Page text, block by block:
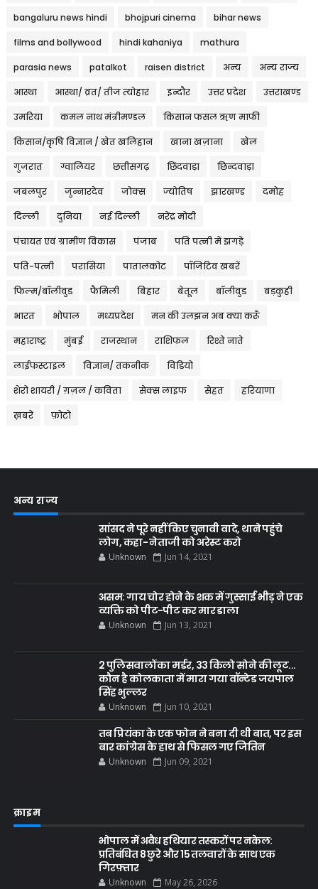
bangaluru news hindi bhojpuri cinema bihar news
films and bollywood hindi kahaniya mathura
parasia news patalkot raisen district अन्य अन्य राज्य
आस्था आस्था/ व्रत/ तीज त्‍योहार इन्दौर उत्तर प्रदेश उत्तराखण्ड
उमरिया कमल नाथ मंत्रीमण्डल किसान फसल ऋण माफी
किसान/कृषि विज्ञान / खेत खलिहान खाना खज़ाना खेल
गुजरात ग्वालियर छत्तीसगढ़ छिंदवाड़ा छिन्दवाड़ा
जबलपुर जुन्नारदेव जोक्स ज्योतिष झारखण्ड दमोह
दिल्ली दुनिया नई दिल्ली नरेंद्र मोदी
पंचायत एवं ग्रामीण विकास पंजाब पति पत्नी में झगड़े
पति-पत्नी परासिया पातालकोट पॉजिटिव खबरें
फिल्म/बॉलीवुड फैमिली बिहार बेतूल बॉलीवुड बड़कुही
भारत भोपाल मध्यप्रदेश मन की उलझन अब क्या करूँ
महाराष्ट्र मुंबई राजस्थान राशिफल रिश्ते नाते
लाईफस्टाइल विज्ञान/ तकनीक विडियो
शेरो शायरी / ग़ज़ल / कविता सेक्स लाइफ सेहत हरियाणा
ख़बरें फ़ोटो
अन्य राज्य
सांसद ने पूरे नहीं किए चुनावी वादे, थाने पहुंचे
लोग, कहा- नेताजी को अरेस्ट करो
Unknown Jun 14, 2021
असम: गाय चोर होने के शक में गुस्साई भीड़ ने एक
व्यक्ति को पीट-पीट कर मार डाला
Unknown Jun 13, 2021
2 पुलिसवालों का मर्डर, 33 किलो सोने की लूट...
कौन है कोलकाता में मारा गया वॉन्टेड जयपाल
सिंह भुल्लर
Unknown Jun 10, 2021
तब प्रियंका के एक फोन ने बना दी थी बात, पर इस
बार कांग्रेस के हाथ से फिसल गए जितिन
Unknown Jun 09, 2021
क्राइम
भोपाल में अवैध हथियार तस्करों पर नकेल:
प्रतिबंधित 8 छुरे और 15 तलवारों के साथ एक
गिरफ़्तार
Unknown May 26, 2026